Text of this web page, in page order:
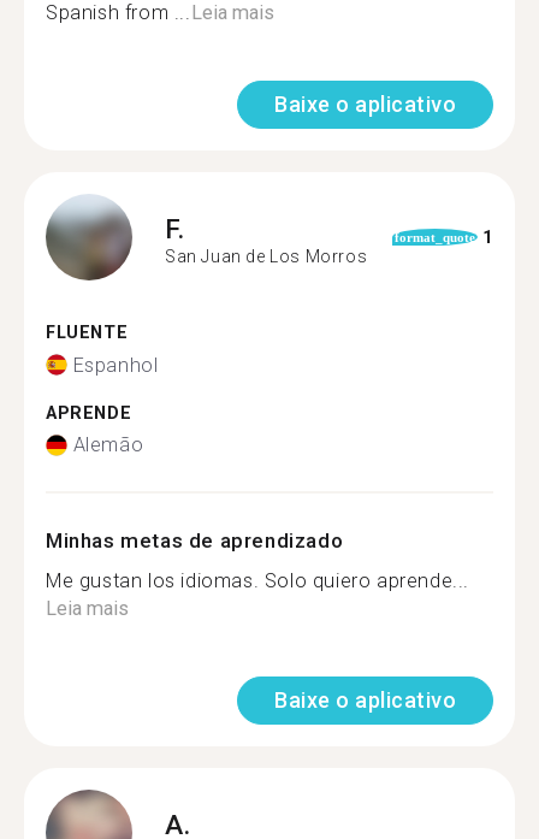
Spanish from ...Leia mais
Baixe o aplicativo
F.
San Juan de Los Morros
format_quote 1
FLUENTE
Espanhol
APRENDE
Alemão
Minhas metas de aprendizado
Me gustan los idiomas. Solo quiero aprende...
Leia mais
Baixe o aplicativo
A.